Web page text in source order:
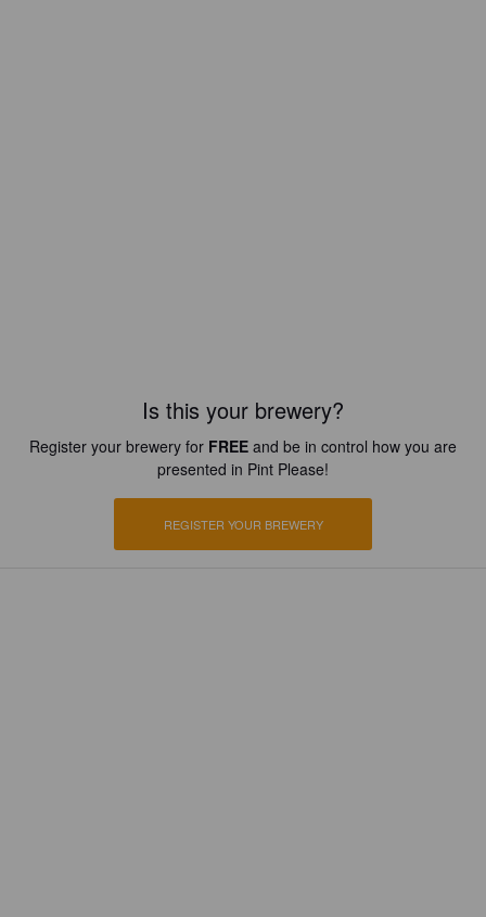
Is this your brewery?
Register your brewery for FREE and be in control how you are
presented in Pint Please!
REGISTER YOUR BREWERY